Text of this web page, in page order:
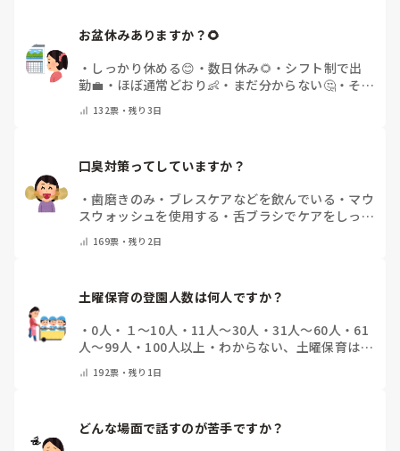
お盆休みありますか？🌻
・ しっかり休める😊 ・ 数日休み🌻 ・ シフト制で出
勤💼 ・ ほぼ通常どおり👶 ・ まだ分からない🤔・ その
他(コメントで教えてください)
132票・残り3日
口臭対策ってしていますか？
・歯磨きのみ ・ ブレスケアなどを飲んでいる ・ マウ
スウォッシュを使用する ・ 舌ブラシでケアをしっか
りする
フリスクをかじる
の他(コメントで教えて下さい)
169票・残り2日
土曜保育の登園人数は何人ですか？
・ 0人 ・ １～10人 ・ 11人～30人 ・31人～60人・ 61
人～99人 ・ 100人以上 ・ わからない、土曜保育はな
い
その他(コメントで教えて下さい)
192票・残り1日
どんな場面で話すのが苦手ですか？